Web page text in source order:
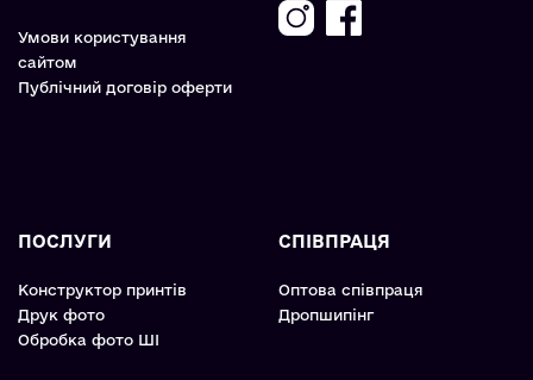
Умови користування
сайтом
Публічний договір оферти
ПОСЛУГИ
Конструктор принтів
Друк фото
Обробка фото ШІ
СПІВПРАЦЯ
Оптова співпраця
Дропшипінг